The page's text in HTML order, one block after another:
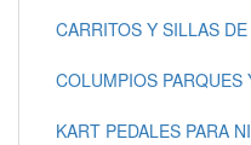
CARRITOS Y SILLAS
COLUMPIOS PARQUES
KART PEDALES PARA